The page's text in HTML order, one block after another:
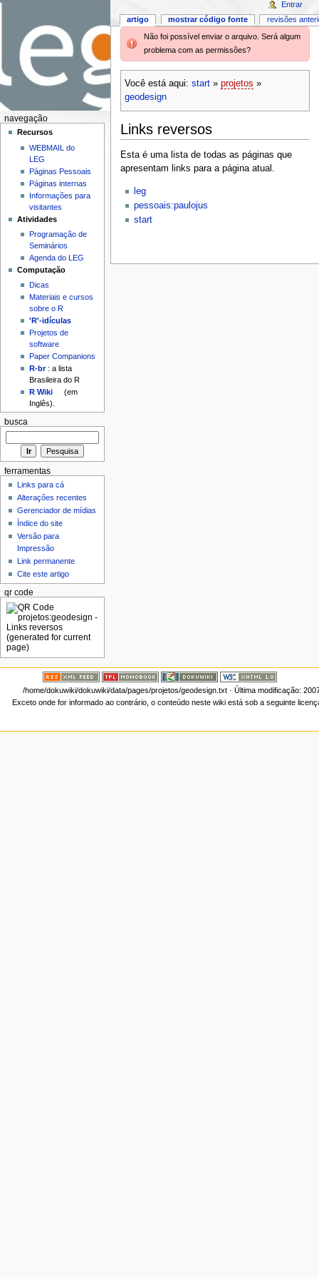
Não foi possível enviar o arquivo. Será algum
problema com as permissões?
Você está aqui: start» projetos »
geodesign
Links reversos
Esta é uma lista de todas as páginas que
apresentam links para a página atual.
leg
pessoais:paulojus
start
artigo mostrar código fonte revisões
Entrar
navegação
Recursos
WEBMAIL do
LEG
Páginas Pessoais
Páginas internas
Informações para
visitantes
Atividades
Programação de
Seminários
Agenda do LEG
Computação
Dicas
Materiais e cursos
sobre o R
'R'-idículas
Projetos de
software
Paper Companions
R-br: a lista
Brasileira do R
R Wiki
(em
Inglês).
busca
ferramentas
Links para cá
Alterações recentes
Gerenciador de mídias
Índice do site
Versão para
Impressão
Link permanente
Cite este artigo
qr code
/home/dokuwiki/dokuwiki/data/pages/projetos/geodesign.txt· Última modificação:
Exceto onde for informado ao contrário, o conteúdo neste wiki está sob a seguinte